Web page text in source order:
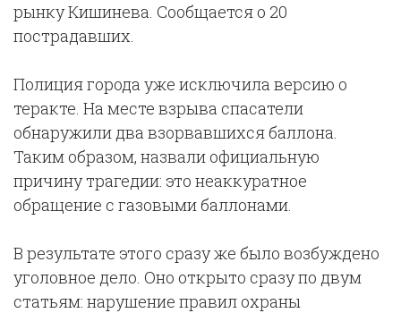
рынку Кишинева. Сообщается о 20
пострадавших.
Полиция города уже исключила версию о
теракте. На месте взрыва спасатели
обнаружили два взорвавшихся баллона.
Таким образом, назвали официальную
причину трагедии: это неаккуратное
обращение с газовыми баллонами.
В результате этого сразу же было возбуждено
уголовное дело. Оно открыто сразу по двум
статьям: нарушение правил охраны